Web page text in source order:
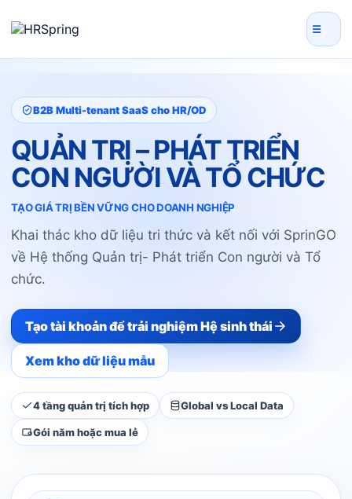
☰
B2B Multi-tenant SaaS cho HR/OD
QUẢN TRỊ – PHÁT TRIỂN
CON NGƯỜI VÀ TỔ CHỨC
TẠO GIÁ TRỊ BỀN VỮNG CHO DOANH NGHIỆP
Khai thác kho dữ liệu tri thức và kết nối với SprinGO
về Hệ thống Quản trị- Phát triển Con người và Tổ
chức.
Tạo tài khoản để trải nghiệm Hệ sinh thái
Xem kho dữ liệu mẫu
4 tầng quản trị tích hợp Global vs Local Data
Gói năm hoặc mua lẻ